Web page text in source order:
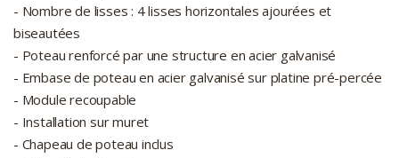
- Nombre de lisses : 4 lisses horizontales ajourées et
biseautées
- Poteau renforcé par une structure en acier galvanisé
- Embase de poteau en acier galvanisé sur platine pré-percée
- Module recoupable
- Installation sur muret
- Chapeau de poteau inclus